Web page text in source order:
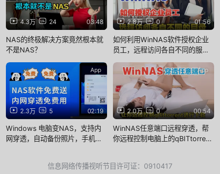
4.3万 24 03:48
NAS的终极解决方案竟然根本就
不是NAS？
2.8万 0 01:56
如何利用WinNAS软件授权企业
员工，远程访问各自不同的服务
2.3万 5 02:19
App
Windows 电脑变NAS，支持内
网穿透，自动备份照片，手机远
2.0万 0 00:54
App
WinNAS任意端口远程穿透，帮
你远程控制电脑上的qBITtorrent
信息网络传播视听节目许可证：0910417